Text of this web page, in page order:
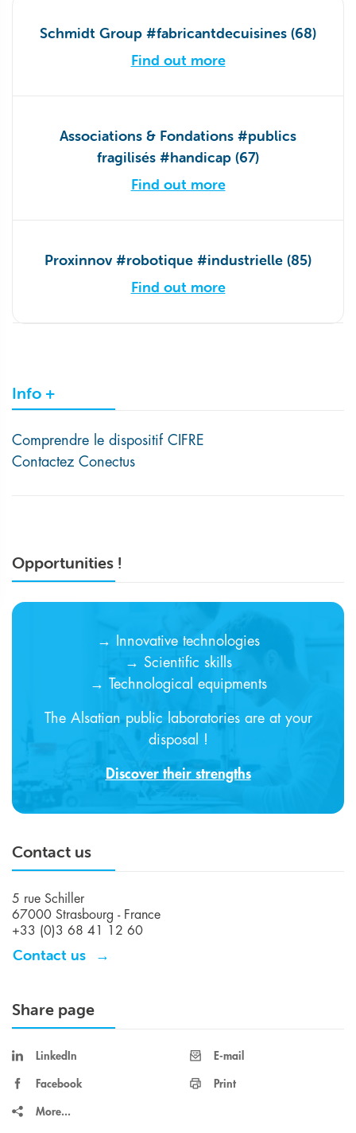
Schmidt Group #fabricantdecuisines (68)
Find out more
Associations & Fondations #publics
fragilisés #handicap (67)
Find out more
Proxinnov #robotique #industrielle (85)
Find out more
Info +
Comprendre le dispositif CIFRE
Contactez Conectus
Opportunities !
→ Innovative technologies
→ Scientific skills
→ Technological equipments
The Alsatian public laboratories are at your
disposal !
Discover their strengths
Contact us
5 rue Schiller
67000 Strasbourg - France
+33 (0)3 68 41 12 60
Contact us
Share page
LinkedIn E-mail
Facebook Print
More...